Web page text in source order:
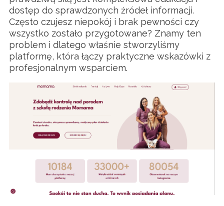
dostęp do sprawdzonych źródeł informacji.
Często czujesz niepokój i brak pewności czy
wszystko zostało przygotowane? Znamy ten
problem i dlatego właśnie stworzyliśmy
platformę, która łączy praktyczne wskazówki z
profesjonalnym wsparciem.